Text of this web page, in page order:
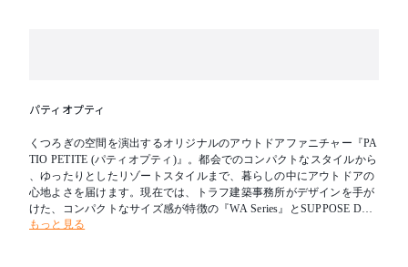
パティオプティ
くつろぎの空間を演出するオリジナルのアウトドアファニチャー『PA
TIO PETITE (パティオプティ)』。都会でのコンパクトなスタイルから
、ゆったりとしたリゾートスタイルまで、暮らしの中にアウトドアの
心地よさを届けます。現在では、トラフ建築事務所がデザインを手が
けた、コンパクトなサイズ感が特徴の『WA Series』とSUPPOSE DESI
GN OFFICEがデザインを手がけ、奥行きのある座面・大きなひじ掛け
もっと見る